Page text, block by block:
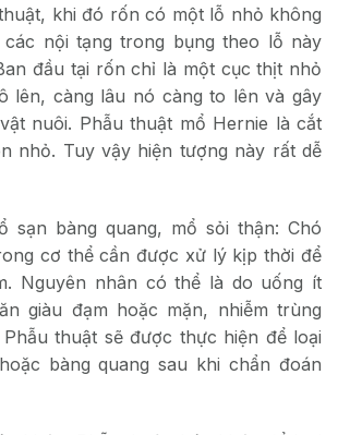
khi đó rốn có một lỗ nhỏ không
nội tạng trong bụng theo lỗ này
đầu tại rốn chỉ là một cục thịt nhỏ
lên, càng lâu nó càng to lên và gây
nuôi. Phẫu thuật mổ Hernie là cắt
nhỏ. Tuy vậy hiện tượng này rất dễ
sạn bàng quang, mổ sỏi thận: Chó
cơ thể cần được xử lý kịp thời để
Nguyên nhân có thể là do uống ít
giàu đạm hoặc mặn, nhiễm trùng
thuật sẽ được thực hiện để loại
bàng quang sau khi chẩn đoán